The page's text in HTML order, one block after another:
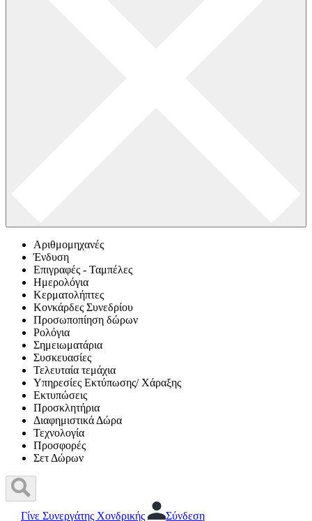
Αριθμομηχανές
Ένδυση
Επιγραφές - Ταμπέλες
Ημερολόγια
Κερματολήπτες
Κονκάρδες Συνεδρίου
Προσωποπίηση δώρων
Ρολόγια
Σημειωματάρια
Συσκευασίες
Τελευταία τεμάχια
Υπηρεσίες Εκτύπωσης/ Χάραξης
Εκτυπώσεις
Προσκλητήρια
Διαφημιστικά Δώρα
Τεχνολογία
Προσφορές
Σετ Δώρων
Γίνε Συνεργάτης Χονδρικής Σύνδεση